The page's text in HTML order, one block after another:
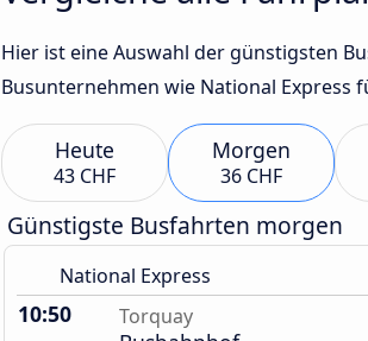
Hier ist eine Auswahl der günstigsten
Busunternehmen wie National Express
Heute
43 CHF
Morgen
36 CHF
Günstigste Busfahrten morgen
National Express
10:50 Torquay